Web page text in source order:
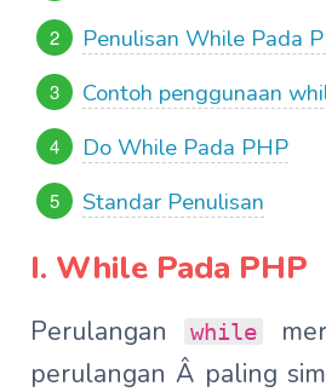
Penulisan While Pada
Contoh penggunaan
Do While Pada PHP
Standar Penulisan
I. While Pada PHP
Perulangan while
perulangan Â paling